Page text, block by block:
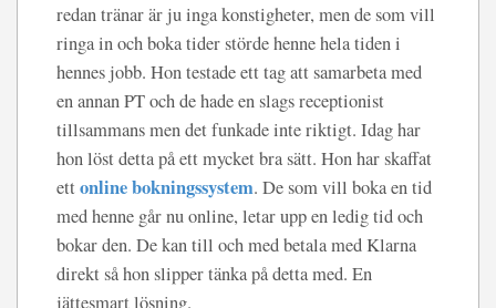
redan tränar är ju inga konstigheter, men de som vill
ringa in och boka tider störde henne hela tiden i
hennes jobb. Hon testade ett tag att samarbeta med
en annan PT och de hade en slags receptionist
tillsammans men det funkade inte riktigt. Idag har
hon löst detta på ett mycket bra sätt. Hon har skaffat
ettonline bokningssystem. De som vill boka en tid
med henne går nu online, letar upp en ledig tid och
bokar den. De kan till och med betala med Klarna
direkt så hon slipper tänka på detta med. En
jättesmart lösning.